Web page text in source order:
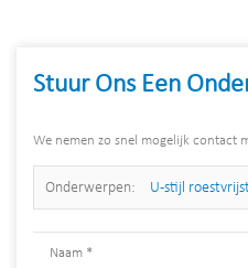
Stuur Ons Een
We nemen zo snel mogelijk contact
Onderwerpen: U-stijl
fietsenrek